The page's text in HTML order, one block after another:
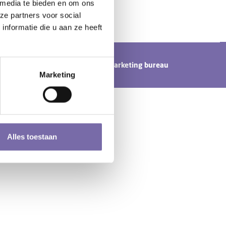
te bieden en om ons
partners voor social
die u aan ze heeft
Marketing
Alles toestaan
Tundra digital branding & marketing bureau